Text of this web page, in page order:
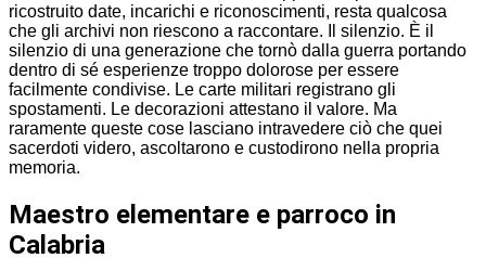
ricostruito date, incarichi e riconoscimenti, resta qualcosa
che gli archivi non riescono a raccontare. Il silenzio. È il
silenzio di una generazione che tornò dalla guerra portando
dentro di sé esperienze troppo dolorose per essere
facilmente condivise. Le carte militari registrano gli
spostamenti. Le decorazioni attestano il valore. Ma
raramente queste cose lasciano intravedere ciò che quei
sacerdoti videro, ascoltarono e custodirono nella propria
memoria.
Maestro elementare e parroco in
Calabria